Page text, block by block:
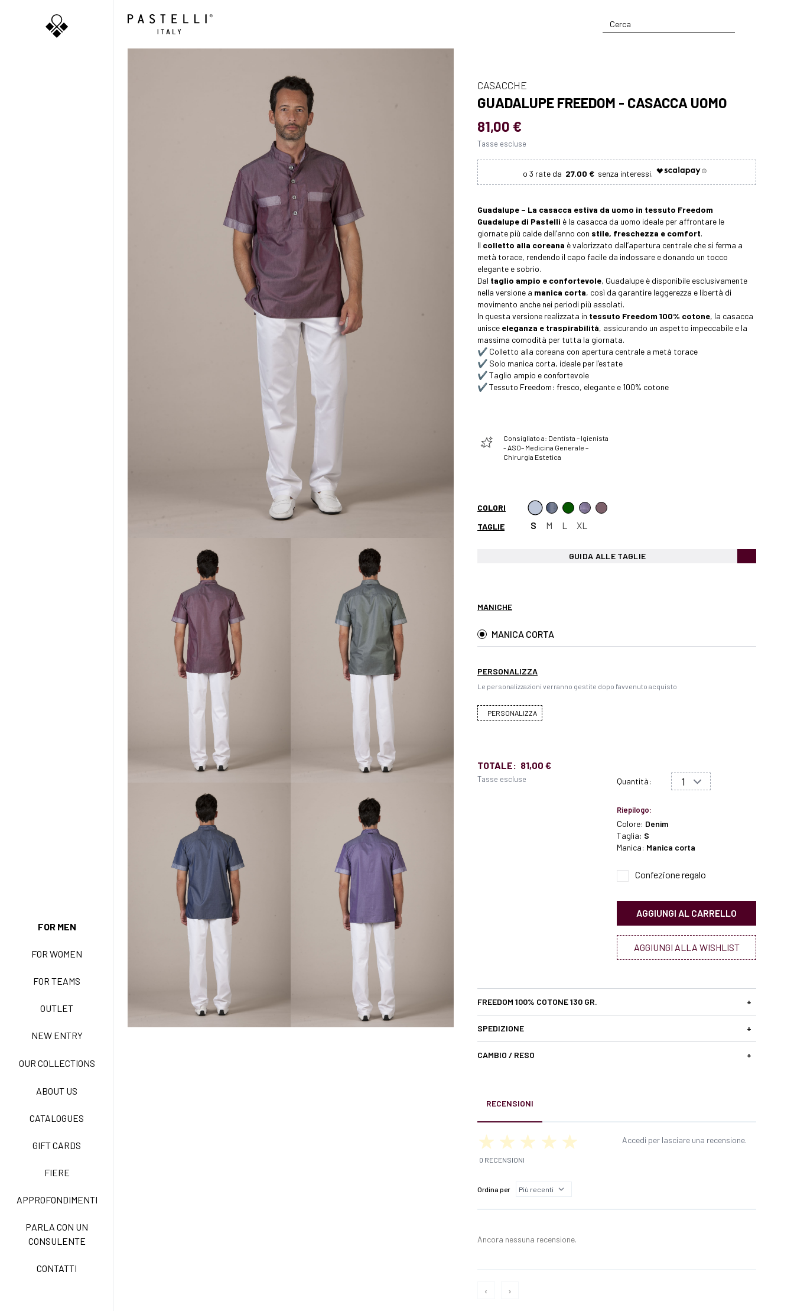
FOR MEN
FOR WOMEN
FOR TEAMS
OUTLET
NEW ENTRY
OUR COLLECTIONS
ABOUT US
CATALOGUES
GIFT CARDS
FIERE
APPROFONDIMENTI
PARLA CON UN
CONSULENTE
CONTATTI
NEW LIFE NO STIRO
TECNOSTRETCH EASY
CASACCHE
GUADALUPE FREEDOM - CASACCA UOMO
81,00 €
Tasse escluse
27.00 €
Guadalupe – La casacca estiva da uomo in tessuto Freedom
Guadalupe di Pastelli è la casacca da uomo ideale per affrontare le
giornate più calde dell’anno con stile, freschezza e comfort.
Il colletto alla coreana è valorizzato dall’apertura centrale che si ferma a
metà torace, rendendo il capo facile da indossare e donando un tocco
elegante e sobrio.
Dal taglio ampio e confortevole, Guadalupe è disponibile esclusivamente
nella versione a manica corta, così da garantire leggerezza e libertà di
movimento anche nei periodi più assolati.
In questa versione realizzata in tessuto Freedom 100% cotone, la casacca
unisce eleganza e traspirabilità, assicurando un aspetto impeccabile e la
massima comodità per tutta la giornata.
✔️ Colletto alla coreana con apertura centrale a metà torace
✔️ Solo manica corta, ideale per l’estate
✔️ Taglio ampio e confortevole
✔️ Tessuto Freedom: fresco, elegante e 100% cotone
Consigliato a: Dentista – Igienista
- ASO– Medicina Generale –
Chirurgia Estetica
COLORI
TAGLIE
S M L XL
GUIDA ALLE TAGLIE
MANICHE
MANICA CORTA
PERSONALIZZA
Le personalizzazioni verranno gestite dopo l'avvenuto acquisto
PERSONALIZZA
TOTALE: 81,00 €
Tasse escluse Quantità:
Riepilogo:
Colore: Denim
Taglia: S
Manica: Manica corta
Confezione regalo
AGGIUNGI AL CARRELLO
AGGIUNGI ALLA WISHLIST
FREEDOM 100% COTONE 130 GR. +
SPEDIZIONE +
CAMBIO / RESO +
RECENSIONI
0 RECENSIONI
Accedi per lasciare una recensione.
Ordina per
Ancora nessuna recensione.
‹ ›